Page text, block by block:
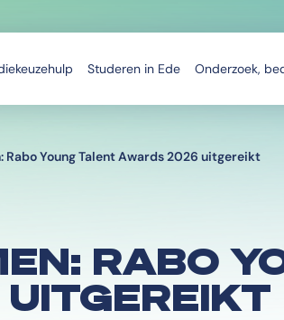
Studeren in Ede Onderzoek,
Rabo Young Talent Awards 2026 uitgereikt
RABO